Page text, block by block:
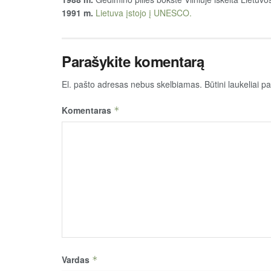
1991 m. Lietuva įstojo į UNESCO.
Parašykite komentarą
El. pašto adresas nebus skelbiamas. Būtini laukeliai
Komentaras *
Vardas *